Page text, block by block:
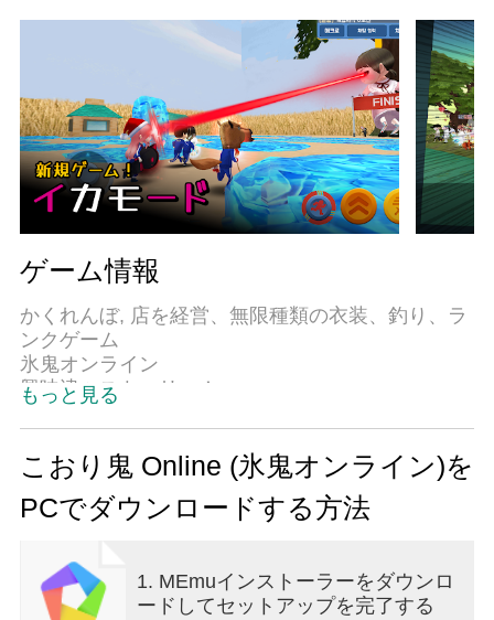
ゲーム情報
かくれんぼ, 店を経営、無限種類の衣装、釣り、ラ
ンクゲーム
氷鬼オンライン
興味津々ストーリー！
▶リアルタイムに飛び込んで遊ぼう！
- 友達と一緒に楽しむリアルタイムオンラインゲー
▶自分の家を好きなように飾ろう！マイルーム機
能！
もっと見る
こおり鬼 Online (氷鬼オンライン)を
PCでダウンロードする方法
1. MEmuインストーラーをダウンロ
ードしてセットアップを完了する